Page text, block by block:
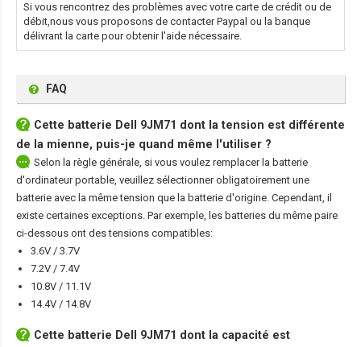
Si vous rencontrez des problèmes avec votre carte de crédit ou de
débit,nous vous proposons de contacter Paypal ou la banque
délivrant la carte pour obtenir l'aide nécessaire.
FAQ
Cette batterie Dell 9JM71 dont la tension est différente
de la mienne, puis-je quand même l'utiliser ?
Selon la règle générale, si vous voulez remplacer la batterie
d'ordinateur portable, veuillez sélectionner obligatoirement une
batterie avec la même tension que la batterie d'origine. Cependant, il
existe certaines exceptions. Par exemple, les batteries du même paire
ci-dessous ont des tensions compatibles:
3.6V / 3.7V
7.2V / 7.4V
10.8V / 11.1V
14.4V / 14.8V
Cette batterie Dell 9JM71 dont la capacité est